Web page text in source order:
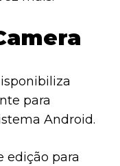
para
Android.
edição para